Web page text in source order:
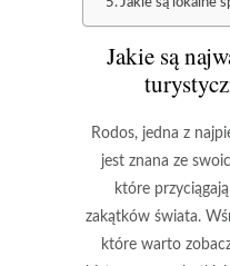
Jakie są lokalne
Jakie są
Rodos, jedna z
jest znana ze
które
zakątków świata.
które warto